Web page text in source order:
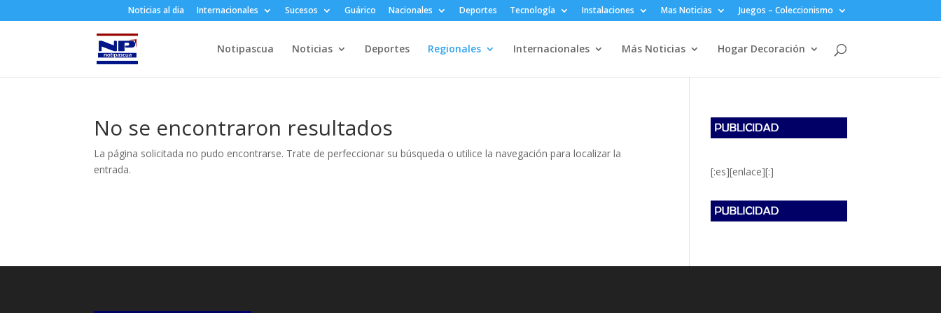
Noticias al dia Internacionales Sucesos Guárico Nacionales Deportes Tecnología Instalaciones Mas Noticias Juegos – Coleccionismo
Notipascua Noticias Deportes Regionales Internacionales Más Noticias Hogar Decoración
No se encontraron resultados
La página solicitada no pudo encontrarse. Trate de perfeccionar su búsqueda o utilice la navegación para localizar la
entrada.
[:es][enlace][:]